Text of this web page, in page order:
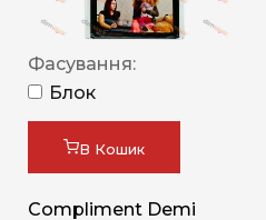
Фасування:
Блок
В Кошик
Compliment Demi